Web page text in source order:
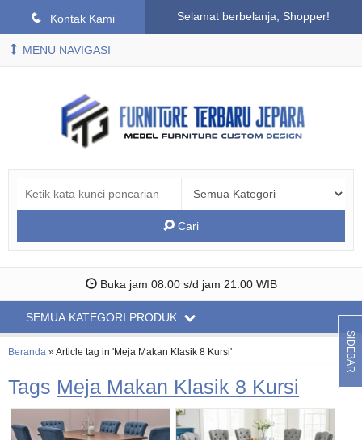
q Kontak Kami Selamat berbelanja, Shopper!
MENU NAVIGASI
Cari
Buka jam 08.00 s/d jam 21.00 WIB
SEMUA KATEGORI PRODUK
Beranda »Article tag in 'Meja Makan Klasik 8 Kursi'
Tags Meja Makan Klasik 8 Kursi
SIDEBAR